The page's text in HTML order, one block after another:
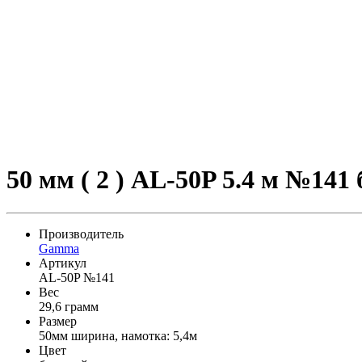
50 мм ( 2 ) AL-50P 5.4 м №141
Производитель
Gamma
Артикул
AL-50P №141
Вес
29,6 грамм
Размер
50мм ширина, намотка: 5,4м
Цвет